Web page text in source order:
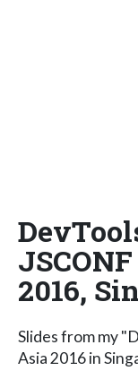
2016,
Slides from my
Asia 2016 in